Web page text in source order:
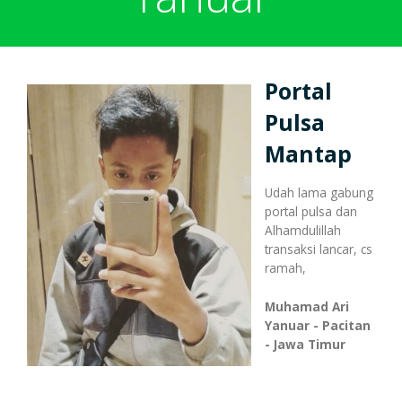
Harga Pulsa Elektrik
Token PLN murah
Pulsa Reguler
Paket Data Internet
Paket SMS & Telepon
Bonus
Bonus Mingguan
Bonus Transaksi
Deposit
Transaksi
Cara Transaksi
Transaksi Terjadwal
Support
Portal
Pulsa
Mantap
Udah lama gabung
portal pulsa dan
Alhamdulillah
transaksi lancar, cs
ramah,
Muhamad Ari
Yanuar - Pacitan
- Jawa Timur